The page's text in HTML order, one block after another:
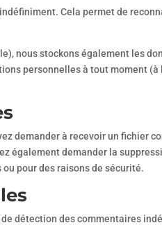
Cela permet de
nous stockons également les
personnelles à tout moment (à
demander à recevoir un fichier
également demander la
pour des raisons de sécurité.
détection des commentaires